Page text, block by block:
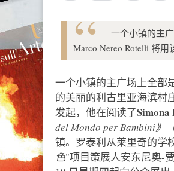
一个小镇的主
Marco Nereo Rotelli 将
一个小镇的主广场上全部
的美丽的利古里亚海滨村
发起，他在阅读了Simona
del Mondo per Bambini》
镇。罗泰利从莱里奇的学
色"项目策展人安东尼奥-